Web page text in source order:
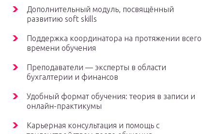
Дополнительный модуль, посвящённый
развитию soft skills
Поддержка координатора на протяжении всего
времени обучения
Преподаватели — эксперты в области
бухгалтерии и финансов
Удобный формат обучения: теория в записи и
онлайн-практикумы
Карьерная консультация и помощь с